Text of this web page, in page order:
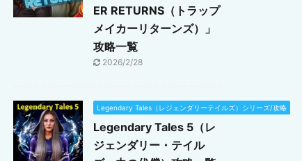
ER RETURNS（トラップ
メイカーリターンズ）」
攻略一覧
2026/2/28
Legendary Tales（レジェンダリーテイルズ）シリーズ/攻略
Legendary Tales 5（レ
ジェンダリー・テイル